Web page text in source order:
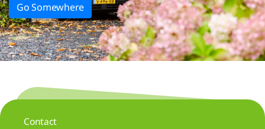
Go Somewhere
Contact